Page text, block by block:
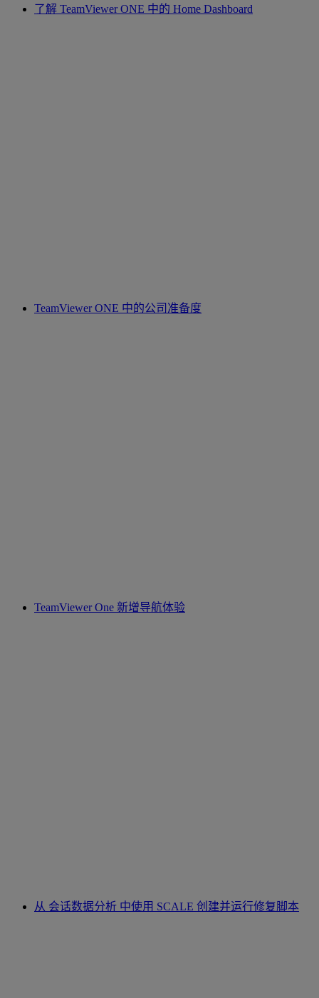
了解 TeamViewer ONE 中的 Home Dashboard
TeamViewer ONE 中的公司准备度
TeamViewer One 新增导航体验
从 会话数据分析 中使用 SCALE 创建并运行修复脚本